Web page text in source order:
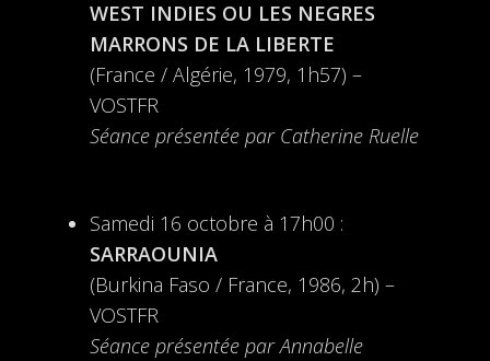
WEST INDIES OU LES NEGRES
MARRONS DE LA LIBERTE
(France / Algérie, 1979, 1h57) –
VOSTFR
Séance présentée par Catherine Ruelle
Samedi 16 octobre à 17h00 :
SARRAOUNIA
(Burkina Faso / France, 1986, 2h) –
VOSTFR
Séance présentée par Annabelle